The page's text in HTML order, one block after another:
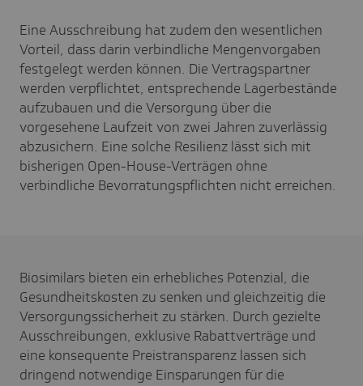
Eine Ausschreibung hat zudem den wesentlichen
Vorteil, dass darin verbindliche Mengenvorgaben
festgelegt werden können. Die Vertragspartner
werden verpflichtet, entsprechende Lagerbestände
aufzubauen und die Versorgung über die
vorgesehene Laufzeit von zwei Jahren zuverlässig
abzusichern. Eine solche Resilienz lässt sich mit
bisherigen Open-House-Verträgen ohne
verbindliche Bevorratungspflichten nicht erreichen.
Biosimilars bieten ein erhebliches Potenzial, die
Gesundheitskosten zu senken und gleichzeitig die
Versorgungssicherheit zu stärken. Durch gezielte
Ausschreibungen, exklusive Rabattverträge und
eine konsequente Preistransparenz lassen sich
dringend notwendige Einsparungen für die